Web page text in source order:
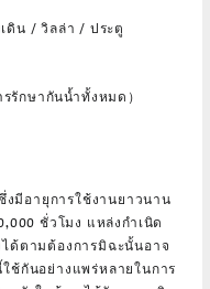
ดิน / วิลล่า / ประตู
รักษากันน้ำทั้งหมด）
มีอายุการใช้งานยาวนาน
ชั่วโมง แหล่งกำเนิด
ด้ตามต้องการมิฉะนั้นอาจ
กันอย่างแพร่หลายในการ